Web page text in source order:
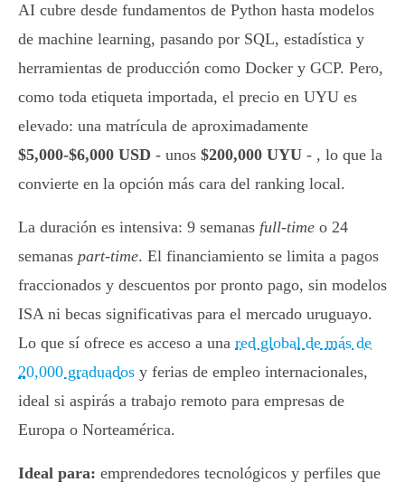
AI cubre desde fundamentos de Python hasta modelos
de machine learning, pasando por SQL, estadística y
herramientas de producción como Docker y GCP. Pero,
como toda etiqueta importada, el precio en UYU es
elevado: una matrícula de aproximadamente
$5,000-$6,000 USD - unos $200,000 UYU - , lo que la
convierte en la opción más cara del ranking local.
La duración es intensiva: 9 semanas full-time o 24
semanas part-time. El financiamiento se limita a pagos
fraccionados y descuentos por pronto pago, sin modelos
ISA ni becas significativas para el mercado uruguayo.
Lo que sí ofrece es acceso a una red global de más de
20,000 graduados y ferias de empleo internacionales,
ideal si aspirás a trabajo remoto para empresas de
Europa o Norteamérica.
Ideal para: emprendedores tecnológicos y perfiles que